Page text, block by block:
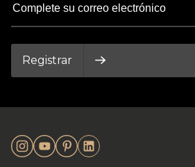
Registrar